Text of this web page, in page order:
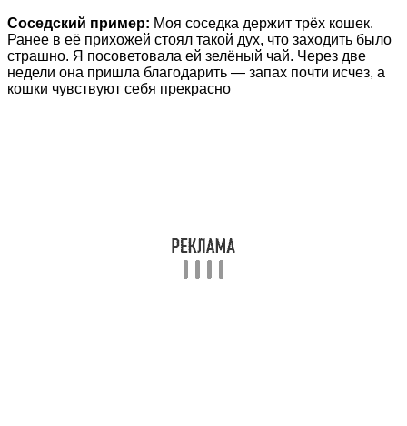
Соседский пример: Моя соседка держит трёх кошек.
Ранее в её прихожей стоял такой дух, что заходить было
страшно. Я посоветовала ей зелёный чай. Через две
недели она пришла благодарить — запах почти исчез, а
кошки чувствуют себя прекрасно